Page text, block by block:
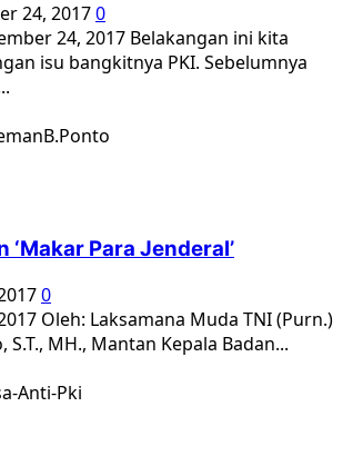
24, 20170
24, 2017 Belakangan ini kita
isu bangkitnya PKI. Sebelumnya
‘Makar Para Jenderal’
0
Oleh: Laksamana Muda TNI (Purn.)
S.T., MH., Mantan Kepala Badan...